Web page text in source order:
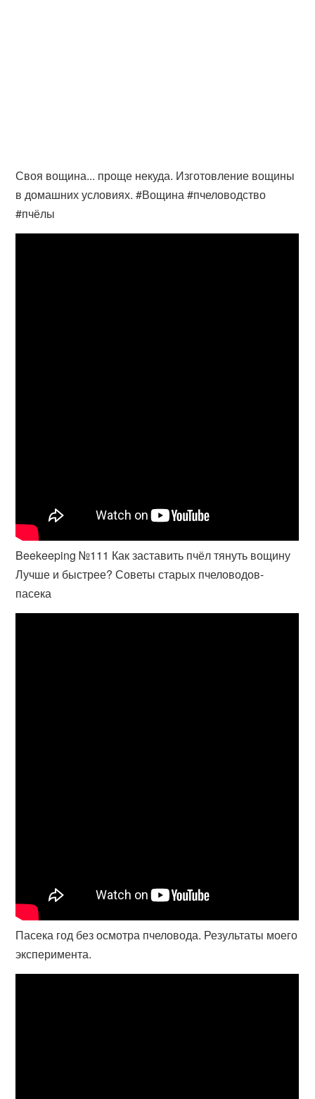
Своя вощина... проще некуда. Изготовление вощины
в домашних условиях. #Вощина #пчеловодство
#пчёлы
Beekeeping №111 Как заставить пчёл тянуть вощину
Лучше и быстрее? Советы старых пчеловодов-
пасека
Пасека год без осмотра пчеловода. Результаты моего
эксперимента.